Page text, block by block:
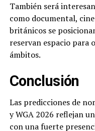
También será
como documental,
británicos se
reservan espacio para
ámbitos.
Conclusión
Las predicciones de
y WGA 2026 reflejan
con una fuerte